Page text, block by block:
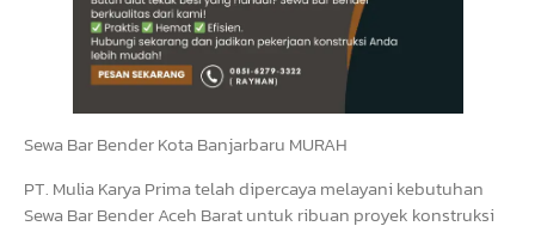
Sewa Bar Bender Kota Banjarbaru MURAH
PT. Mulia Karya Prima telah dipercaya melayani kebutuhan
Sewa Bar Bender Aceh Barat untuk ribuan proyek konstruksi